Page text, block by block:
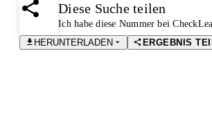
Diese Suche teilen
Ich habe diese Nummer bei
HERUNTERLADEN
ERGEBNIS